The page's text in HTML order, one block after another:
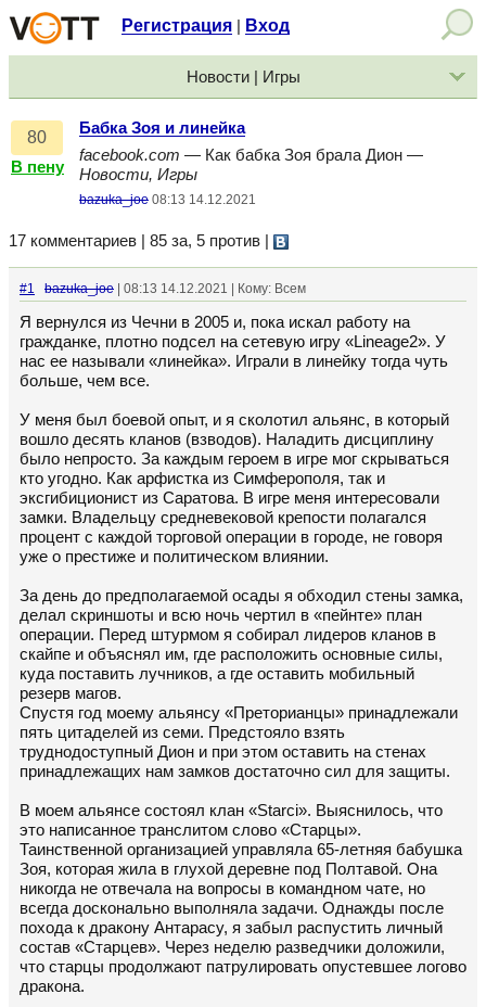
Регистрация Вход
Новости | Игры
80
В пену
Бабка Зоя и линейка
facebook.com — Как бабка Зоя брала Дион —
Новости, Игры
bazuka_joe 08:13 14.12.2021
17 комментариев | 85 за, 5 против
#1 bazuka_joe | 08:13 14.12.2021 | Кому: Всем
Я вернулся из Чечни в 2005 и, пока искал работу на
гражданке, плотно подсел на сетевую игру «Lineage2». У
нас ее называли «линейка». Играли в линейку тогда чуть
больше, чем все.
У меня был боевой опыт, и я сколотил альянс, в который
вошло десять кланов (взводов). Наладить дисциплину
было непросто. За каждым героем в игре мог скрываться
кто угодно. Как арфистка из Симферополя, так и
эксгибиционист из Саратова. В игре меня интересовали
замки. Владельцу средневековой крепости полагался
процент с каждой торговой операции в городе, не говоря
уже о престиже и политическом влиянии.
За день до предполагаемой осады я обходил стены замка,
делал скриншоты и всю ночь чертил в «пейнте» план
операции. Перед штурмом я собирал лидеров кланов в
скайпе и объяснял им, где расположить основные силы,
куда поставить лучников, а где оставить мобильный
резерв магов.
Спустя год моему альянсу «Преторианцы» принадлежали
пять цитаделей из семи. Предстояло взять
труднодоступный Дион и при этом оставить на стенах
принадлежащих нам замков достаточно сил для защиты.
В моем альянсе состоял клан «Starci». Выяснилось, что
это написанное транслитом слово «Старцы».
Таинственной организацией управляла 65-летняя бабушка
Зоя, которая жила в глухой деревне под Полтавой. Она
никогда не отвечала на вопросы в командном чате, но
всегда досконально выполняла задачи. Однажды после
похода к дракону Антарасу, я забыл распустить личный
состав «Старцев». Через неделю разведчики доложили,
что старцы продолжают патрулировать опустевшее логово
дракона.